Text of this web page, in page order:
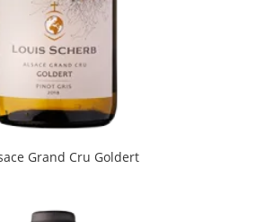
Grand Cru Goldert